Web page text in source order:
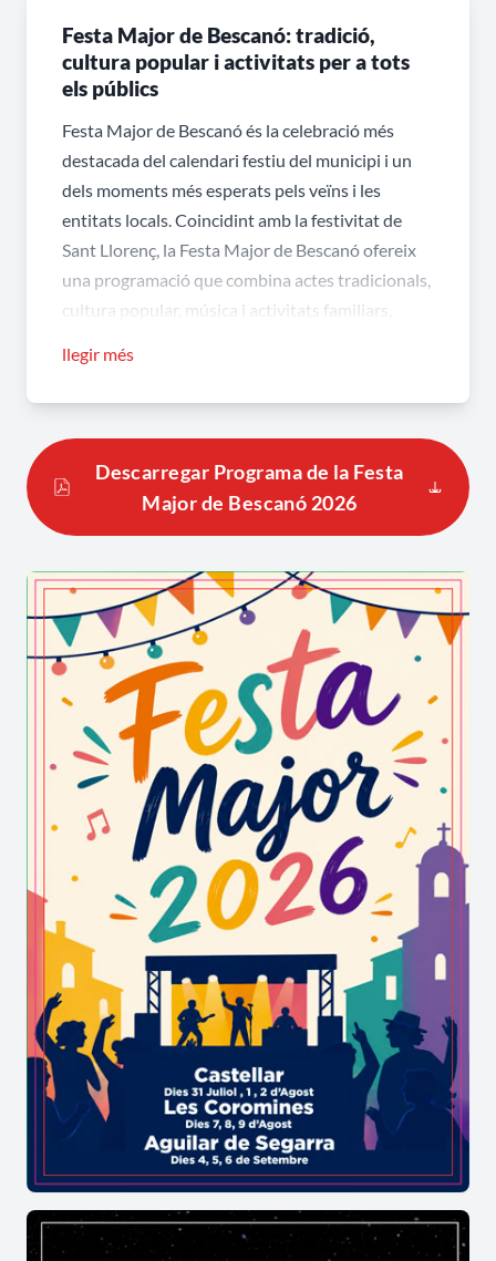
Festa Major de Bescanó: tradició,
cultura popular i activitats per a tots
els públics
Festa Major de Bescanó és la celebració més
destacada del calendari festiu del municipi i un
dels moments més esperats pels veïns i les
entitats locals. Coincidint amb la festivitat de
Sant Llorenç, la Festa Major de Bescanó ofereix
una programació que combina actes tradicionals,
cultura popular, música i activitats familiars,
de trobada i convivència. La Festa Major de
Bescanó manté viu l'esperit participatiu que
Festa Major de Bescanó: una celebració
marcada per Sant Llorenç i les
tradicions locals
La Festa Major de Bescanó s'articula al voltant
dels actes dedicats a Sant Llorenç, patró del
municipi. Entre les propostes més
representatives destaquen la missa solemne, la
ballada de gegants, el pregó que dona inici oficial
a la festa i la tradicional Mostra d'Artesania,
organitzada des de fa dècades amb la participació
de les entitats locals. Aquests actes reforcen el
vincle entre la festa i el patrimoni cultural de
Festa Major de Bescanó: música,
matinades i activitats populars
La programació de la Festa Major de Bescanó
inclou matinades amb grallers i grups de
percussió, concerts, balls de festa major,
espectacles, activitats infantils i propostes
esportives. També destaca el tradicional concurs
de pesca, una cita històrica que forma part de la
celebració des de fa diverses dècades i que
continua reunint participants de totes les edats.
L'ambient festiu es completa amb espais de
convivència i activitats organitzades pel teixit
llegir més
Descarregar Programa de la Festa
Major de Bescanó 2026